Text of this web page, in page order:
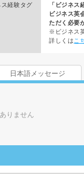
ス経験タグ
「ビジネ
ビジネス英
ただく必要
※ビジネス
詳しくはこ
日本語メッセージ
りません